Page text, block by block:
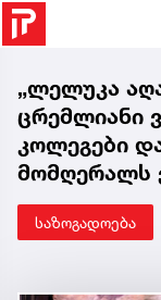
„ლელუკა
ცრემლიანი
კოლეგები
მომღერალს
საზოგადოება